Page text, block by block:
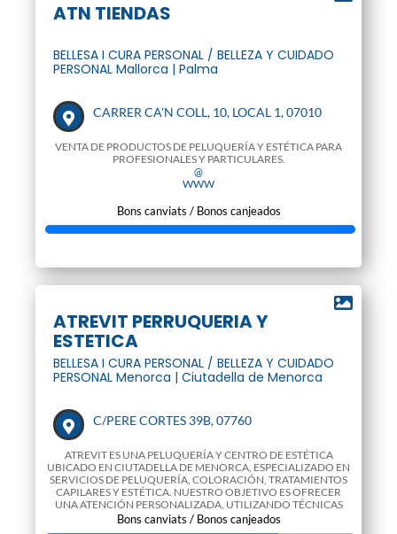
ATN TIENDAS
BELLESA I CURA PERSONAL / BELLEZA Y CUIDADO
PERSONAL Mallorca | Palma
CARRER CA'N COLL, 10, LOCAL 1, 07010
VENTA DE PRODUCTOS DE PELUQUERÍA Y ESTÉTICA PARA
PROFESIONALES Y PARTICULARES.
@
WWW
Bons canviats / Bonos canjeados
ATREVIT PERRUQUERIA Y
ESTETICA
BELLESA I CURA PERSONAL / BELLEZA Y CUIDADO
PERSONAL Menorca | Ciutadella de Menorca
C/PERE CORTES 39B, 07760
ATREVIT ES UNA PELUQUERÍA Y CENTRO DE ESTÉTICA
UBICADO EN CIUTADELLA DE MENORCA, ESPECIALIZADO EN
SERVICIOS DE PELUQUERÍA, COLORACIÓN, TRATAMIENTOS
CAPILARES Y ESTÉTICA. NUESTRO OBJETIVO ES OFRECER
UNA ATENCIÓN PERSONALIZADA, UTILIZANDO TÉCNICAS
INNOVADOR
Bons canviats / Bonos canjeados